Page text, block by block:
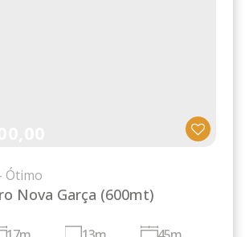
Nova Garça (600mt)